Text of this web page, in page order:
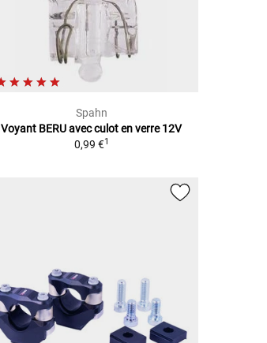
Spahn
Voyant BERU avec culot en verre 12V
0,99 €1